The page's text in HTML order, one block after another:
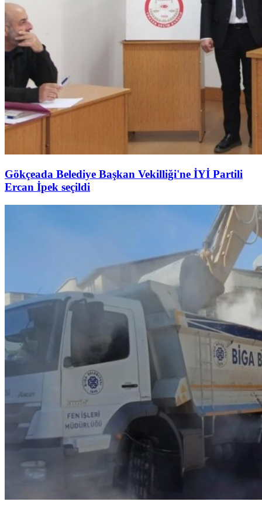
Gökçeada Belediye Başkan Vekilliği'ne İYİ Partili
Ercan İpek seçildi